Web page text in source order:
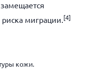
миграции.[4]
кожи.